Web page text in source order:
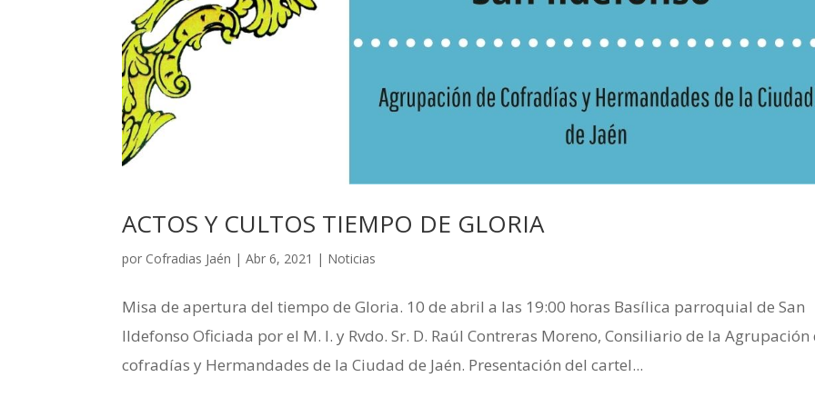
ACTOS Y CULTOS TIEMPO DE GLORIA
por Cofradias Jaén |Abr 6, 2021 | Noticias
Misa de apertura del tiempo de Gloria. 10 de abril a las 19:00 horas Basílica parroquial de San
Ildefonso Oficiada por el M. I. y Rvdo. Sr. D. Raúl Contreras Moreno, Consiliario de la Agrupación
cofradías y Hermandades de la Ciudad de Jaén. Presentación del cartel...